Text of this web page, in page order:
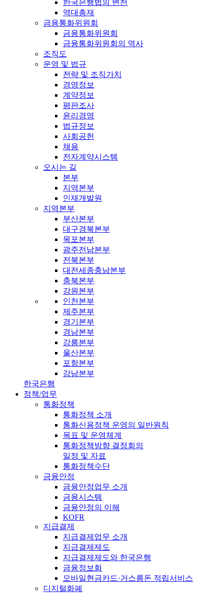
한국은행법의 변천
역대총재
금융통화위원회
금융통화위원회
금융통화위원회의 역사
조직도
운영 및 법규
전략 및 조직가치
경영정보
계약정보
평판조사
윤리경영
법규정보
사회공헌
채용
전자계약시스템
오시는 길
본부
지역본부
인재개발원
지역본부
부산본부
대구경북본부
목포본부
광주전남본부
전북본부
대전세종충남본부
충북본부
강원본부
인천본부
제주본부
경기본부
경남본부
강릉본부
울산본부
포항본부
강남본부
한국은행
정책/업무
통화정책
통화정책 소개
통화신용정책 운영의 일반원칙
목표 및 운영체계
통화정책방향 결정회의
일정 및 자료
통화정책수단
금융안정
금융안정업무 소개
금융시스템
금융안정의 이해
KOFR
지급결제
지급결제업무 소개
지급결제제도
지급결제제도와 한국은행
금융정보화
모바일현금카드·거스름돈 적립서비스
디지털화폐